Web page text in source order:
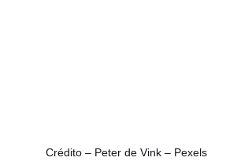
Crédito – Peter de Vink – Pexels